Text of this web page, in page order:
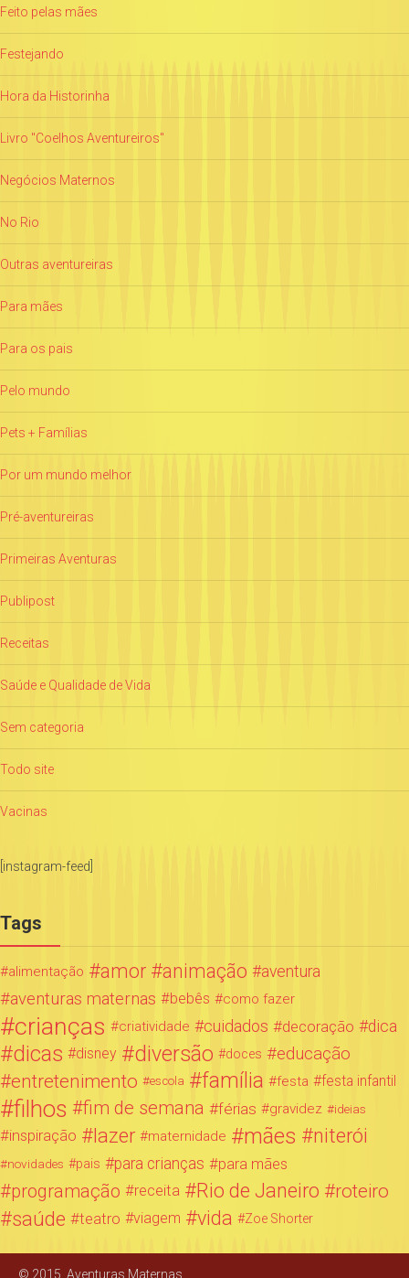
Feito pelas mães
Festejando
Hora da Historinha
Livro "Coelhos Aventureiros"
Negócios Maternos
No Rio
Outras aventureiras
Para mães
Para os pais
Pelo mundo
Pets + Famílias
Por um mundo melhor
Pré-aventureiras
Primeiras Aventuras
Publipost
Receitas
Saúde e Qualidade de Vida
Sem categoria
Todo site
Vacinas
[instagram-feed]
Tags
alimentação amor animação aventura
aventuras maternas bebês como fazer
crianças criatividade cuidados decoração dica
dicas disney diversão doces educação
entretenimento escola família festa festa infantil
filhos fim de semana férias gravidez ideias
inspiração lazer maternidade mães niterói
novidades pais para crianças para mães
programação receita Rio de Janeiro roteiro
saúde teatro viagem vida Zoe Shorter
© 2015. Aventuras Maternas.